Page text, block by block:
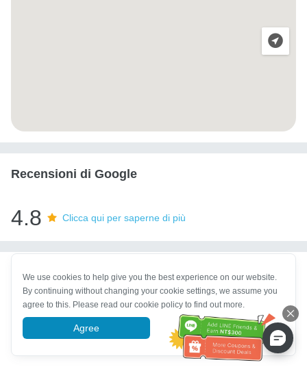
Recensioni di Google
4.8 Clicca qui per saperne di più
We use cookies to help give you the best experience on our website.
By continuing without changing your cookie settings, we assume you
agree to this. Please read our cookie policy to find out more.
Agree More information